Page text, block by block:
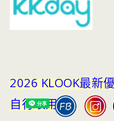
2026 KLOOK最新
自行取用